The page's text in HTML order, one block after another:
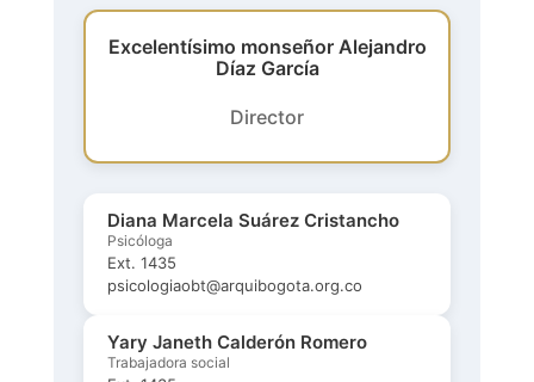
Excelentísimo monseñor Alejandro
Díaz García
Director
Diana Marcela Suárez Cristancho
Psicóloga
Ext. 1435
psicologiaobt@arquibogota.org.co
Yary Janeth Calderón Romero
Trabajadora social